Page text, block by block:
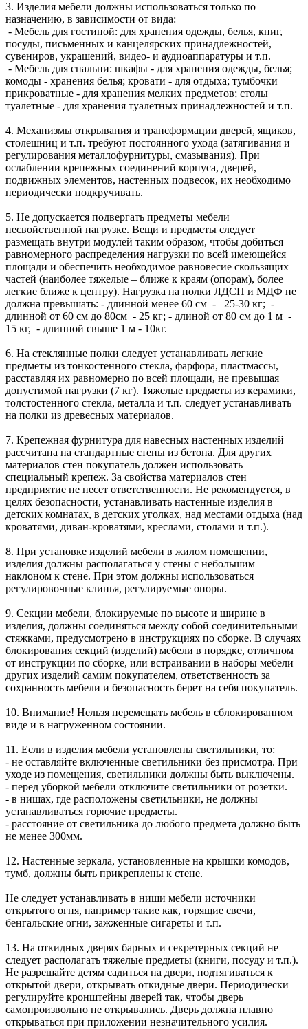
3. Изделия мебели должны использоваться только по
назначению, в зависимости от вида:
- Мебель для гостиной: для хранения одежды, белья, книг,
посуды, письменных и канцелярских принадлежностей,
сувениров, украшений, видео- и аудиоаппаратуры и т.п.
- Мебель для спальни: шкафы - для хранения одежды, белья;
комоды - хранения белья; кровати - для отдыха; тумбочки
прикроватные - для хранения мелких предметов; столы
туалетные - для хранения туалетных принадлежностей и т.п.
4. Механизмы открывания и трансформации дверей, ящиков,
столешниц и т.п. требуют постоянного ухода (затягивания и
регулирования металлофурнитуры, смазывания). При
ослаблении крепежных соединений корпуса, дверей,
подвижных элементов, настенных подвесок, их необходимо
периодически подкручивать.
5. Не допускается подвергать предметы мебели
несвойственной нагрузке. Вещи и предметы следует
размещать внутри модулей таким образом, чтобы добиться
равномерного распределения нагрузки по всей имеющейся
площади и обеспечить необходимое равновесие скользящих
частей (наиболее тяжелые – ближе к краям (опорам), более
легкие ближе к центру). Нагрузка на полки ЛДСП и МДФ не
должна превышать: - длинной менее 60 см - 25-30 кг; -
длинной от 60 см до 80см - 25 кг; - длиной от 80 см до 1 м -
15 кг, - длинной свыше 1 м - 10кг.
6. На стеклянные полки следует устанавливать легкие
предметы из тонкостенного стекла, фарфора, пластмассы,
расставляя их равномерно по всей площади, не превышая
допустимой нагрузки (7 кг). Тяжелые предметы из керамики,
толстостенного стекла, металла и т.п. следует устанавливать
на полки из древесных материалов.
7. Крепежная фурнитура для навесных настенных изделий
рассчитана на стандартные стены из бетона. Для других
материалов стен покупатель должен использовать
специальный крепеж. За свойства материалов стен
предприятие не несет ответственности. Не рекомендуется, в
целях безопасности, устанавливать настенные изделия в
детских комнатах, в детских уголках, над местами отдыха (над
кроватями, диван-кроватями, креслами, столами и т.п.).
8. При установке изделий мебели в жилом помещении,
изделия должны располагаться у стены с небольшим
наклоном к стене. При этом должны использоваться
регулировочные клинья, регулируемые опоры.
9. Секции мебели, блокируемые по высоте и ширине в
изделия, должны соединяться между собой соединительными
стяжками, предусмотрено в инструкциях по сборке. В случаях
блокирования секций (изделий) мебели в порядке, отличном
от инструкции по сборке, или встраивании в наборы мебели
других изделий самим покупателем, ответственность за
сохранность мебели и безопасность берет на себя покупатель.
10. Внимание! Нельзя перемещать мебель в сблокированном
виде и в нагруженном состоянии.
11. Если в изделия мебели установлены светильники, то:
- не оставляйте включенные светильники без присмотра. При
уходе из помещения, светильники должны быть выключены.
- перед уборкой мебели отключите светильники от розетки.
- в нишах, где расположены светильники, не должны
устанавливаться горючие предметы.
- расстояние от светильника до любого предмета должно быть
не менее 300мм.
12. Настенные зеркала, установленные на крышки комодов,
тумб, должны быть прикреплены к стене.
Не следует устанавливать в ниши мебели источники
открытого огня, например такие как, горящие свечи,
бенгальские огни, зажженные сигареты и т.п.
13. На откидных дверях барных и секретерных секций не
следует располагать тяжелые предметы (книги, посуду и т.п.).
Не разрешайте детям садиться на двери, подтягиваться к
открытой двери, открывать откидные двери. Периодически
регулируйте кронштейны дверей так, чтобы дверь
самопроизвольно не открывались. Дверь должна плавно
открываться при приложении незначительного усилия.